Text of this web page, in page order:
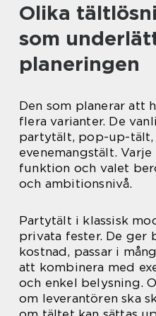
Olika
som
planeringen
Den som planerar att
flera varianter. De
partytält, pop-up-
evenemangstält.
funktion och valet
och ambitionsnivå.
Partytält i klassisk
privata fester. De ger
kostnad, passar i
att kombinera med
och enkel belysning.
om leverantören ska